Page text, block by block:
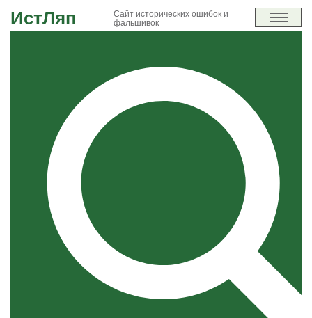
ИстЛяп Сайт исторических ошибок и
фальшивок